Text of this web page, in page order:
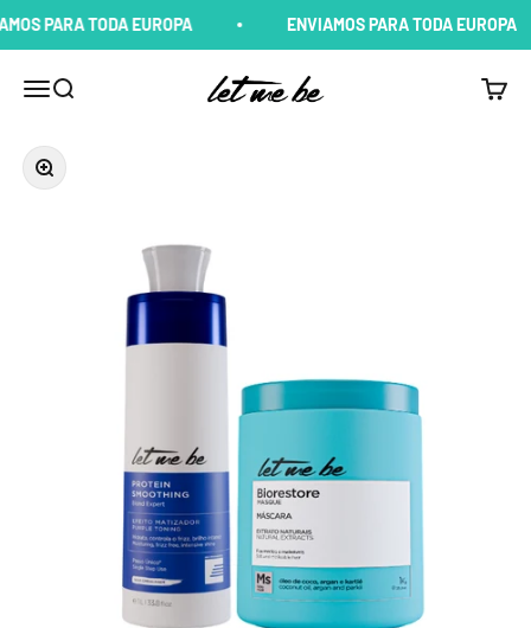
TODA EUROPA ENVIAMOS PARA TODA EUROPA
MenuBuscar Let me Be
Zoom na imagem